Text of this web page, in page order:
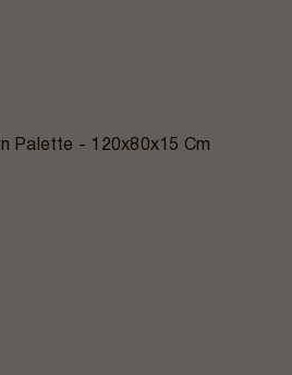
Palette - 120x80x15 Cm